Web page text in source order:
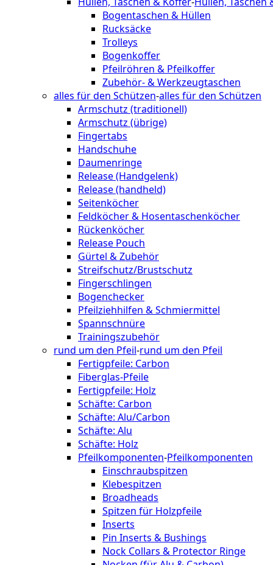
Bogentaschen & Hüllen
Rucksäcke
Trolleys
Bogenkoffer
Pfeilröhren & Pfeilkoffer
Zubehör- & Werkzeugtaschen
alles für den Schützen-alles für den Schützen
Armschutz (traditionell)
Armschutz (übrige)
Fingertabs
Handschuhe
Daumenringe
Release (Handgelenk)
Release (handheld)
Seitenköcher
Feldköcher & Hosentaschenköcher
Rückenköcher
Release Pouch
Gürtel & Zubehör
Streifschutz/Brustschutz
Fingerschlingen
Bogenchecker
Pfeilziehhilfen & Schmiermittel
Spannschnüre
Trainingszubehör
rund um den Pfeil-rund um den Pfeil
Fertigpfeile: Carbon
Fiberglas-Pfeile
Fertigpfeile: Holz
Schäfte: Carbon
Schäfte: Alu/Carbon
Schäfte: Alu
Schäfte: Holz
Pfeilkomponenten-Pfeilkomponenten
Einschraubspitzen
Klebespitzen
Broadheads
Spitzen für Holzpfeile
Inserts
Pin Inserts & Bushings
Nock Collars & Protector Ringe